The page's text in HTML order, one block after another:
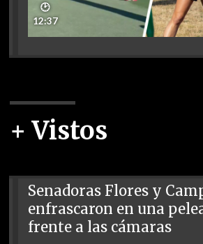
🕑
12:37
+ Vistos
Senadoras Flores y
enfrascaron en una
frente a las cámaras